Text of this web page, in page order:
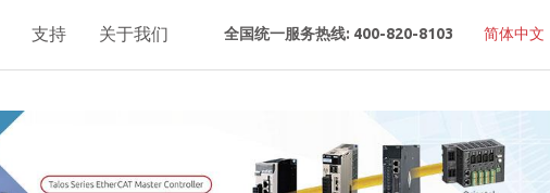
简体中文
全国统一服务热线: 400-820-8103
支持 关于我们